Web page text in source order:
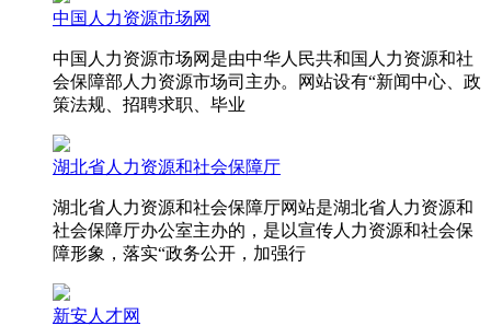
中国人力资源市场网
中国人力资源市场网是由中华人民共和国人力资源和社
会保障部人力资源市场司主办。网站设有“新闻中心、政
策法规、招聘求职、毕业
湖北省人力资源和社会保障厅
湖北省人力资源和社会保障厅网站是湖北省人力资源和
社会保障厅办公室主办的，是以宣传人力资源和社会保
障形象，落实“政务公开，加强行
新安人才网